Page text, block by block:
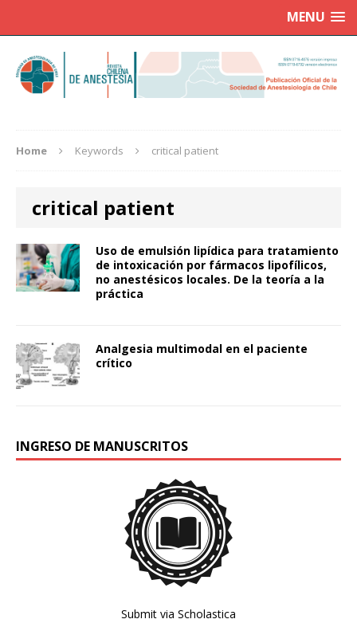
MENU
Home Keywords critical patient
critical patient
Uso de emulsión lipídica para tratamiento
de intoxicación por fármacos lipofílicos,
no anestésicos locales. De la teoría a la
práctica
Analgesia multimodal en el paciente
crítico
INGRESO DE MANUSCRITOS
Submit via Scholastica